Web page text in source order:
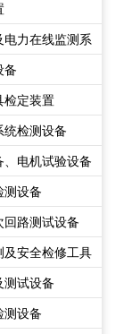
电力在线监测系
备
检定装置
统检测设备
电机试验设备
测设备
回路测试设备
及安全检修工具
测试设备
测设备